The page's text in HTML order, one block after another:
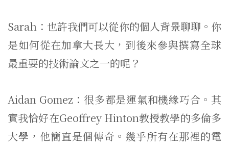
Sarah：也許我們可以從你的個人背景聊聊。你
是如何從在加拿大長大，到後來參與撰寫全球
最重要的技術論文之一的呢？
Aidan Gomez：很多都是運氣和機緣巧合。其
實我恰好在Geoffrey Hinton教授教學的多倫多
大學，他簡直是個傳奇。幾乎所有在那裡的電